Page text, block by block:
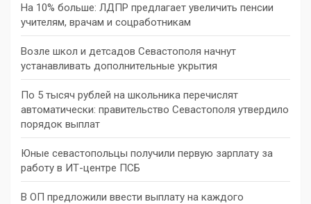
На 10% больше: ЛДПР предлагает увеличить пенсии
учителям, врачам и соцработникам
Возле школ и детсадов Севастополя начнут
устанавливать дополнительные укрытия
По 5 тысяч рублей на школьника перечислят
автоматически: правительство Севастополя утвердило
порядок выплат
Юные севастопольцы получили первую зарплату за
работу в ИТ-центре ПСБ
В ОП предложили ввести выплату на каждого